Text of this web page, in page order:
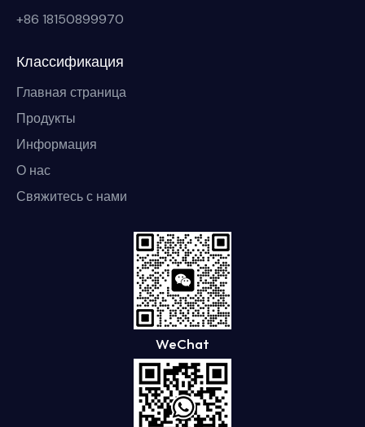
+86 18150899970
Классификация
Главная страница
Продукты
Информация
О нас
Свяжитесь с нами
WeChat